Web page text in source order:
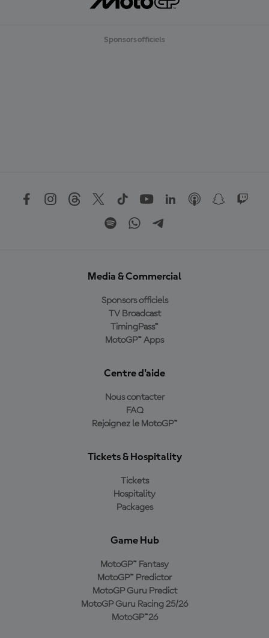
Sponsors officiels
Media & Commercial
Sponsors officiels
TV Broadcast
TimingPass™
MotoGP™ Apps
Centre d'aide
Nous contacter
FAQ
Rejoignez le MotoGP™
Tickets & Hospitality
Tickets
Hospitality
Packages
Game Hub
MotoGP™ Fantasy
MotoGP™ Predictor
MotoGP Guru Predict
MotoGP Guru Racing 25/26
MotoGP™26